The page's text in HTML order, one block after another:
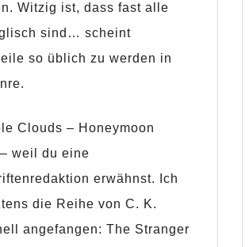
Witzig ist, dass fast alle
sind… scheint
so üblich zu werden in
Clouds – Honeymoon
weil du eine
erwähnst. Ich
die Reihe von C. K.
angefangen: The Stranger